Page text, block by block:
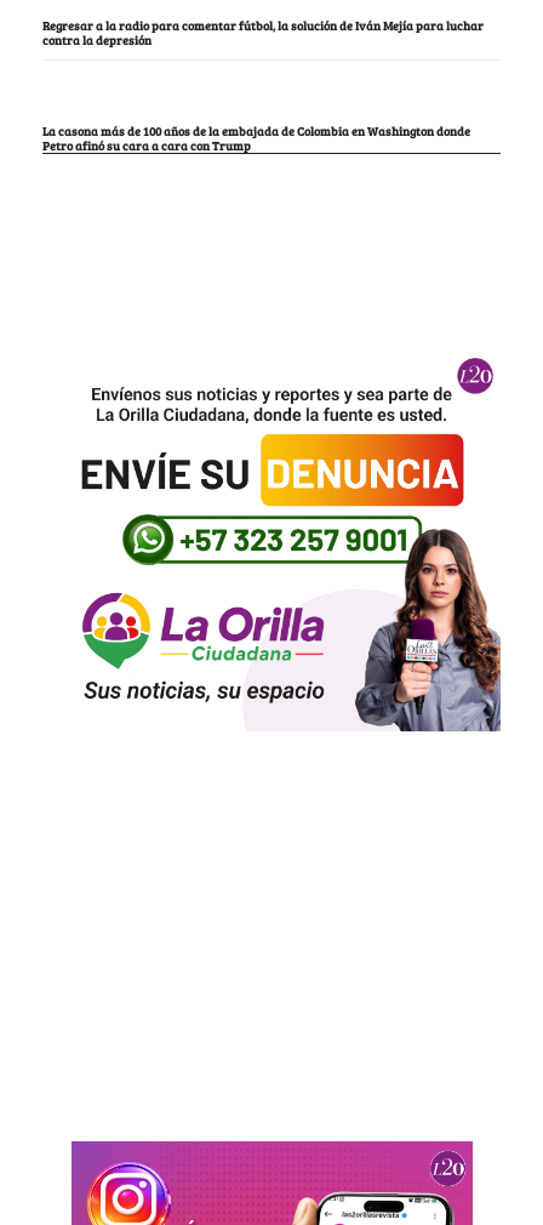
Regresar a la radio para comentar fútbol, la solución de Iván Mejía para luchar
contra la depresión
La casona más de 100 años de la embajada de Colombia en Washington donde
Petro afinó su cara a cara con Trump